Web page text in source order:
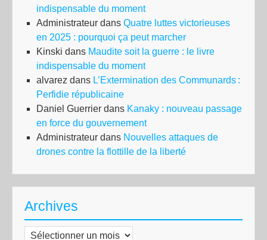
indispensable du moment
Administrateur dans Quatre luttes victorieuses
en 2025 : pourquoi ça peut marcher
Kinski dans Maudite soit la guerre : le livre
indispensable du moment
alvarez dans L’Extermination des Communards :
Perfidie républicaine
Daniel Guerrier dans Kanaky : nouveau passage
en force du gouvernement
Administrateur dans Nouvelles attaques de
drones contre la flottille de la liberté
Archives
Archives